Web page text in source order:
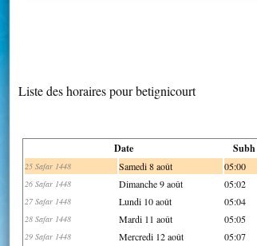
Liste des horaires pour betignicourt
Date Subh
25 Safar 1448 Samedi 8 août 05:00
26 Safar 1448 Dimanche 9 août 05:02
27 Safar 1448 Lundi 10 août 05:04
28 Safar 1448 Mardi 11 août 05:05
29 Safar 1448 Mercredi 12 août 05:07